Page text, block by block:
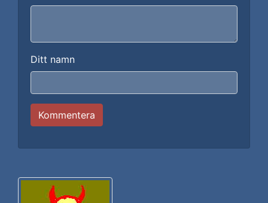
Ditt namn
Kommentera